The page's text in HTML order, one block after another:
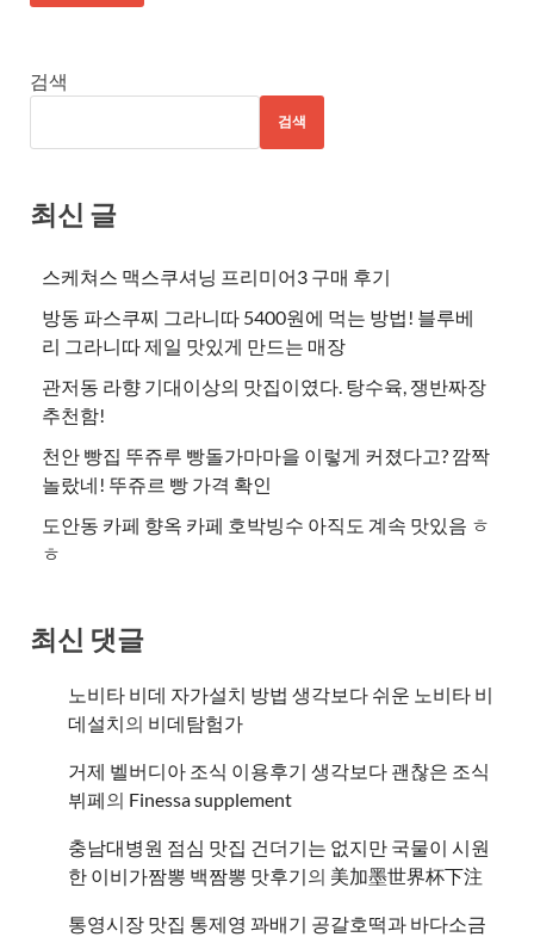
검색
검색
최신 글
스케쳐스 맥스쿠셔닝 프리미어3 구매 후기
방동 파스쿠찌 그라니따 5400원에 먹는 방법! 블루베
리 그라니따 제일 맛있게 만드는 매장
관저동 라향 기대이상의 맛집이였다. 탕수육, 쟁반짜장
추천함!
천안 빵집 뚜쥬루 빵돌가마마을 이렇게 커졌다고? 깜짝
놀랐네! 뚜쥬르 빵 가격 확인
도안동 카페 향옥 카페 호박빙수 아직도 계속 맛있음 ㅎ
ㅎ
최신 댓글
노비타 비데 자가설치 방법 생각보다 쉬운 노비타 비
데설치의 비데탐험가
거제 벨버디아 조식 이용후기 생각보다 괜찮은 조식
뷔페의 ​Finessa supplement
충남대병원 점심 맛집 건더기는 없지만 국물이 시원
한 이비가짬뽕 백짬뽕 맛후기의 美加墨世界杯下注
통영시장 맛집 통제영 꽈배기 공갈호떡과 바다소금